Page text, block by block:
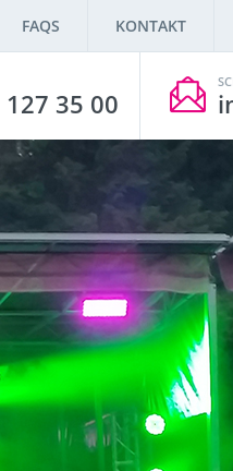
FAQS KONTAKT
35 00